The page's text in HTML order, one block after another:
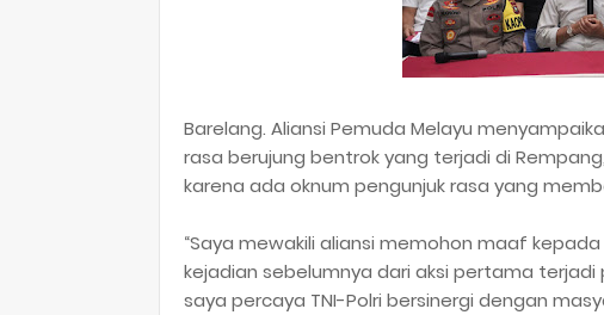
Barelang. Aliansi Pemuda Melayu
rasa berujung bentrok yang terjadi di
karena ada oknum pengunjuk rasa yang
“Saya mewakili aliansi memohon maaf
kejadian sebelumnya dari aksi pertama
saya percaya TNI-Polri bersinergi dengan